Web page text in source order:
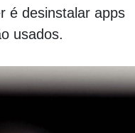
é desinstalar apps
usados.